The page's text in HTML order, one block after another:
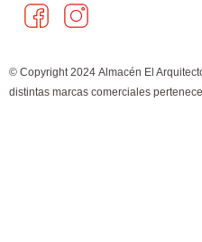
c
b
s
a
© Copyright 2024 Almacén El
distintas marcas comerciales